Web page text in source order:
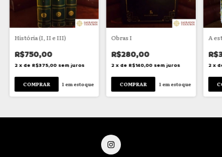
História (I, II e III)
R$750,00
2 x de R$375,00 sem juros
1 em estoque
Obras I
R$280,00
2 x de R$140,00 sem juros
1 em estoque
A
2 x